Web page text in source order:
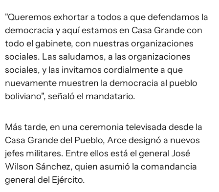
"Queremos exhortar a todos a que defendamos la
democracia y aquí estamos en Casa Grande con
todo el gabinete, con nuestras organizaciones
sociales. Las saludamos, a las organizaciones
sociales, y las invitamos cordialmente a que
nuevamente muestren la democracia al pueblo
boliviano", señaló el mandatario.
Más tarde, en una ceremonia televisada desde la
Casa Grande del Pueblo, Arce designó a nuevos
jefes militares. Entre ellos está el general José
Wilson Sánchez, quien asumió la comandancia
general del Ejército.